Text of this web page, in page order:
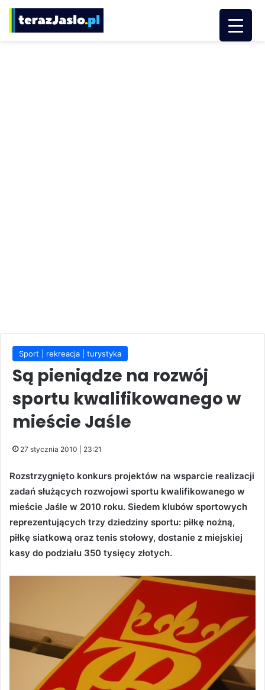
Sport | rekreacja | turystyka
Są pieniądze na rozwój
sportu kwalifikowanego w
mieście Jaśle
27 stycznia 2010 | 23:21
Rozstrzygnięto konkurs projektów na wsparcie realizacji
zadań służących rozwojowi sportu kwalifikowanego w
mieście Jaśle w 2010 roku. Siedem klubów sportowych
reprezentujących trzy dziedziny sportu: piłkę nożną,
piłkę siatkową oraz tenis stołowy, dostanie z miejskiej
kasy do podziału 350 tysięcy złotych.